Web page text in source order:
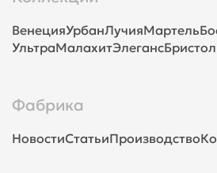
ВенецияУрбанЛучияМартель
УльтраМалахитЭлеганс
Фабрика
НовостиСтатьиПроизводство